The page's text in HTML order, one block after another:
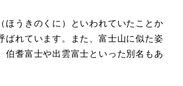
ほうきのくに）といわれていたことか
ばれています。また、富士山に似た姿
伯耆富士や出雲富士といった別名もあ